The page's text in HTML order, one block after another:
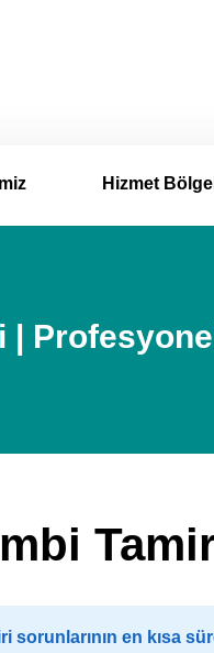
Hizmet
|
sorunlarının en kısa